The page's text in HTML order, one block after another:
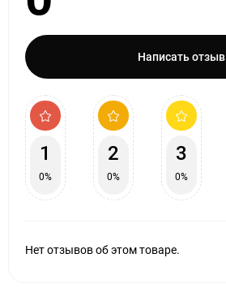
Написать отзыв
1
0%
2
0%
3
0%
Нет отзывов об этом товаре.